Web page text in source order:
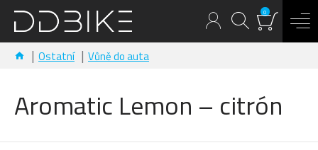
0
Ostatní Vůně do auta
Aromatic Lemon – citrón